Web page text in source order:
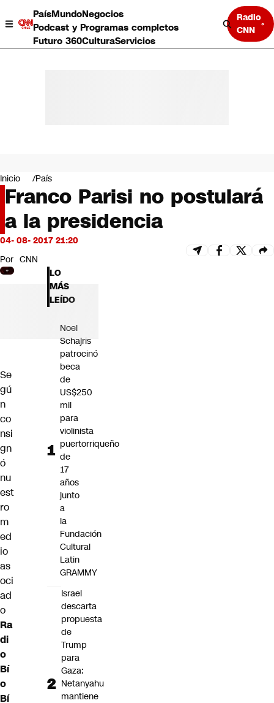
PaísMundoNegocios
Podcast y Programas completos
Futuro 360CulturaServicios
Radio
CNN
Negocios
Deportes
Programas completos
Cultura
Servicios
Bits
CNN Data
CNN tiempo
Futuro 360
Inicio País
Franco Parisi no postulará
a la presidencia
04- 08- 2017 21:20
Por CNN
Se
gú
n
co
nsi
gn
ó
nu
est
ro
m
ed
io
as
oci
ad
o
Ra
di
o
Bí
o
Bí
LO
MÁS
LEÍDO
Noel
Schajris
patrocinó
beca
de
US$250
mil
para
violinista
puertorriqueño
de
17
años
junto
a
la
Fundación
Cultural
Latin
GRAMMY
Israel
descarta
propuesta
de
Trump
para
Gaza:
Netanyahu
mantiene